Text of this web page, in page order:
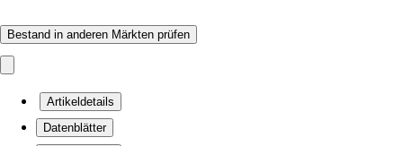
Bestand in anderen Märkten prüfen
Artikeldetails
Datenblätter